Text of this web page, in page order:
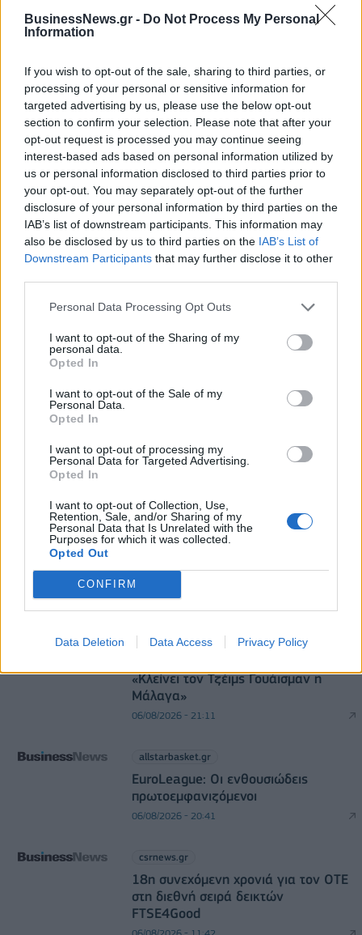
BusinessNews.gr - Do Not Process My Personal
Information
If you wish to opt-out of the sale, sharing to third parties, or
processing of your personal or sensitive information for
targeted advertising by us, please use the below opt-out
section to confirm your selection. Please note that after your
opt-out request is processed you may continue seeing
interest-based ads based on personal information utilized by
us or personal information disclosed to third parties prior to
your opt-out. You may separately opt-out of the further
disclosure of your personal information by third parties on the
IAB’s list of downstream participants. This information may
also be disclosed by us to third parties on the IAB’s List of
Downstream Participants that may further disclose it to other
Personal Data Processing Opt Outs
I want to opt-out of the Sharing of my
personal data.
Opted In
I want to opt-out of the Sale of my
Personal Data.
Opted In
I want to opt-out of processing my
Personal Data for Targeted Advertising.
Opted In
I want to opt-out of Collection, Use,
Retention, Sale, and/or Sharing of my
Personal Data that Is Unrelated with the
Purposes for which it was collected.
Opted Out
CONFIRM
Data Deletion Data Access Privacy Policy
ΔΗΜΟΦΙΛΗ
18η συνεχόμενη χρονιά για τον ΟΤΕ στη διεθνή
σειρά δεικτών FTSE4Good
06/08/2026 - 14:40 ESG
Β.Σ. Καρούλιας: Τζίρος 98,7 εκατ. ευρώ και
αύξηση κερδών 57% - Τα νέα στοιχήματα σε low
& non alcohol
06/08/2026 - 11:48 ΕΠΙΧΕΙΡΗΣΕΙΣ
Google DeepMind και Chief Scientist της Alphabet
Ρωσία: Η Μόσχα δηλώνει ότι κατέρριψε 605
αποθήκη της Wildberries
06/08/2026 - 10:30
Metlen: Ρεκόρ EBITDA στο α' εξάμηνο, στα 550
εκατ. ευρώ – Καθαρά κέρδη 313 εκατ. ευρώ
«Κλείνει τον Τζέιμς Γουάισμαν η
Μάλαγα»
06/08/2026 - 21:11
allstarbasket.gr
EuroLeague: Οι ενθουσιώδεις
πρωτοεμφανιζόμενοι
06/08/2026 - 20:41
csrnews.gr
18η συνεχόμενη χρονιά για τον ΟΤΕ
στη διεθνή σειρά δεικτών
FTSE4Good